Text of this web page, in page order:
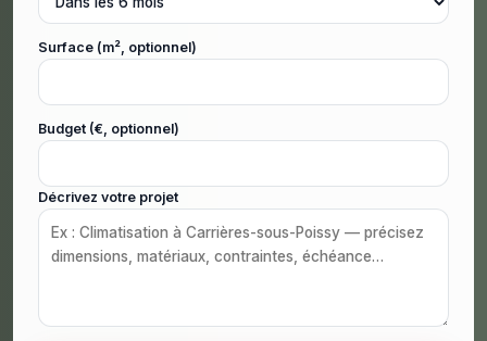
Surface (m², optionnel)
Budget (€, optionnel)
Décrivez votre projet